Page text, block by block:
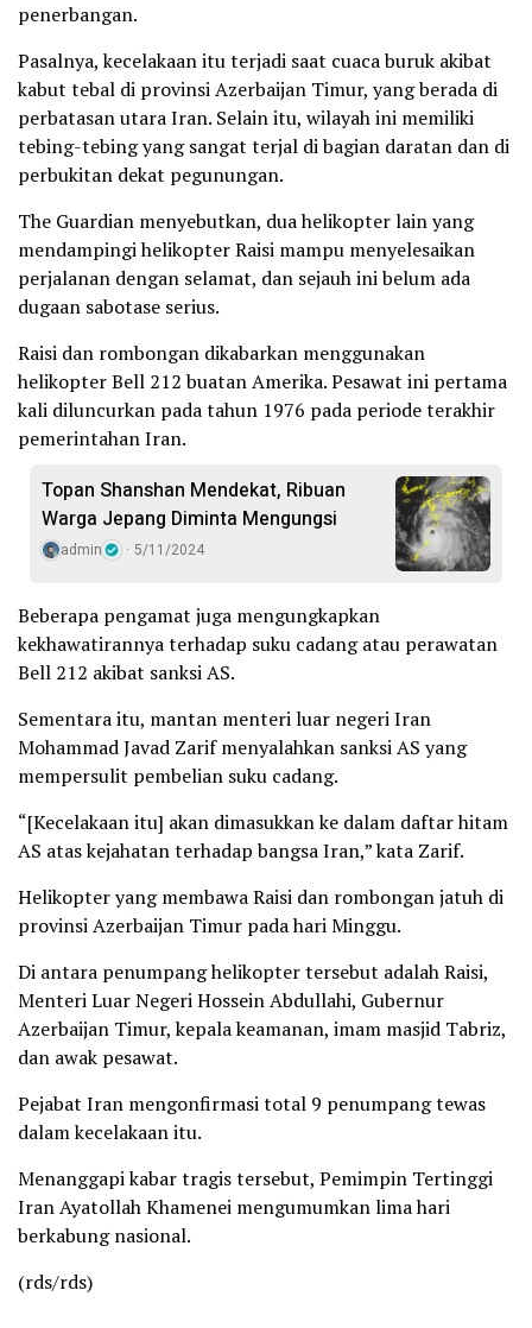
penerbangan.
Pasalnya, kecelakaan itu terjadi saat cuaca buruk akibat
kabut tebal di provinsi Azerbaijan Timur, yang berada di
perbatasan utara Iran. Selain itu, wilayah ini memiliki
tebing-tebing yang sangat terjal di bagian daratan dan di
perbukitan dekat pegunungan.
The Guardian menyebutkan, dua helikopter lain yang
mendampingi helikopter Raisi mampu menyelesaikan
perjalanan dengan selamat, dan sejauh ini belum ada
dugaan sabotase serius.
Raisi dan rombongan dikabarkan menggunakan
helikopter Bell 212 buatan Amerika. Pesawat ini pertama
kali diluncurkan pada tahun 1976 pada periode terakhir
pemerintahan Iran.
Topan Shanshan Mendekat, Ribuan
Warga Jepang Diminta Mengungsi
admin 5/11/2024
Beberapa pengamat juga mengungkapkan
kekhawatirannya terhadap suku cadang atau perawatan
Bell 212 akibat sanksi AS.
Sementara itu, mantan menteri luar negeri Iran
Mohammad Javad Zarif menyalahkan sanksi AS yang
mempersulit pembelian suku cadang.
“[Kecelakaan itu] akan dimasukkan ke dalam daftar hitam
AS atas kejahatan terhadap bangsa Iran,” kata Zarif.
Helikopter yang membawa Raisi dan rombongan jatuh di
provinsi Azerbaijan Timur pada hari Minggu.
Di antara penumpang helikopter tersebut adalah Raisi,
Menteri Luar Negeri Hossein Abdullahi, Gubernur
Azerbaijan Timur, kepala keamanan, imam masjid Tabriz,
dan awak pesawat.
Pejabat Iran mengonfirmasi total 9 penumpang tewas
dalam kecelakaan itu.
Menanggapi kabar tragis tersebut, Pemimpin Tertinggi
Iran Ayatollah Khamenei mengumumkan lima hari
berkabung nasional.
(rds/rds)